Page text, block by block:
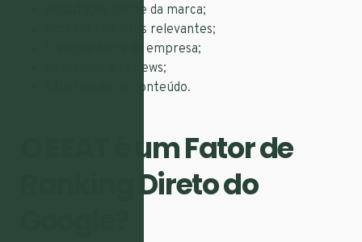
Reputação online da marca;
Backlinks de sites relevantes;
Transparência da empresa;
Avaliações e reviews;
Atualização do conteúdo.
O EEAT é um Fator de
Ranking Direto do